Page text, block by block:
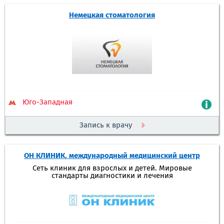
Немецкая стоматология
Юго-Западная
Запись к врачу
ОН КЛИНИК, международный медицинский центр
Сеть клиник для взрослых и детей. Мировые
стандарты диагностики и лечения